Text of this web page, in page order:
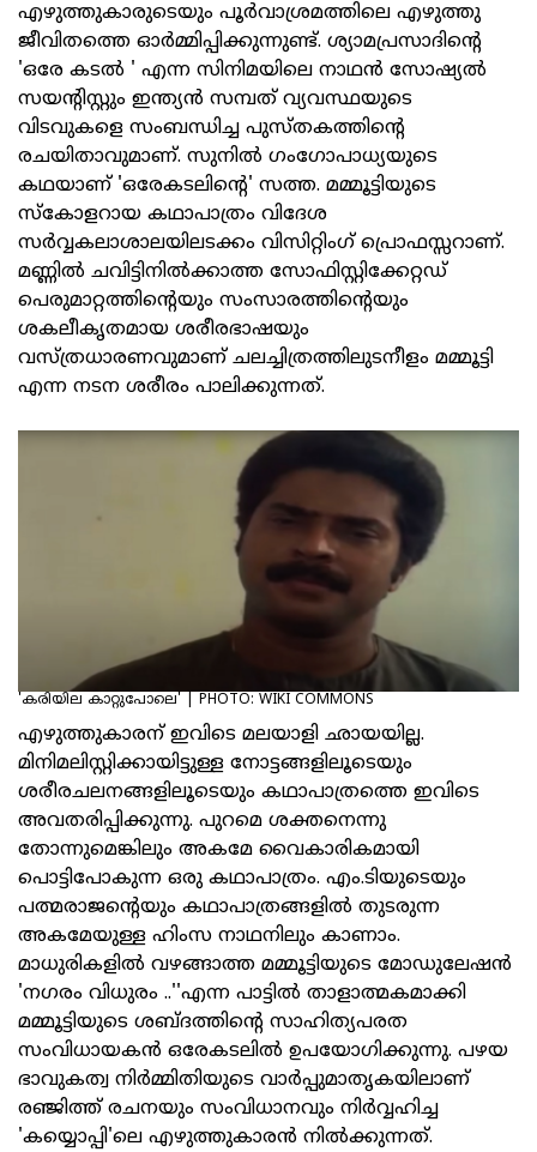
എഴുത്തുകാരുടെയും പൂര്‍വാശ്രമത്തിലെ എഴുത്തു
ജീവിതത്തെ ഓര്‍മ്മിപ്പിക്കുന്നുണ്ട്. ശ്യാമപ്രസാദിന്റെ
'ഒരേ കടല്‍ ' എന്ന സിനിമയിലെ നാഥന്‍ സോഷ്യല്‍
സയന്റിസ്റ്റും ഇന്ത്യന്‍ സമ്പത് വ്യവസ്ഥയുടെ
വിടവുകളെ സംബന്ധിച്ച പുസ്തകത്തിന്റെ
രചയിതാവുമാണ്. സുനില്‍ ഗംഗോപാധ്യയുടെ
കഥയാണ് 'ഒരേകടലിന്റെ' സത്ത. മമ്മൂട്ടിയുടെ
സ്‌കോളറായ കഥാപാത്രം വിദേശ
സര്‍വ്വകലാശാലയിലടക്കം വിസിറ്റിംഗ് പ്രൊഫസ്സറാണ്.
മണ്ണില്‍ ചവിട്ടിനില്‍ക്കാത്ത സോഫിസ്റ്റിക്കേറ്റഡ്
പെരുമാറ്റത്തിന്റെയും സംസാരത്തിന്റെയും
ശകലീകൃതമായ ശരീരഭാഷയും
വസ്ത്രധാരണവുമാണ് ചലച്ചിത്രത്തിലുടനീളം മമ്മൂട്ടി
എന്ന നടന ശരീരം പാലിക്കുന്നത്.
'കരിയില കാറ്റുപോലെ' | PHOTO: WIKI COMMONS
എഴുത്തുകാരന് ഇവിടെ മലയാളി ഛായയില്ല.
മിനിമലിസ്റ്റിക്കായിട്ടുള്ള നോട്ടങ്ങളിലൂടെയും
ശരീരചലനങ്ങളിലൂടെയും കഥാപാത്രത്തെ ഇവിടെ
അവതരിപ്പിക്കുന്നു. പുറമെ ശക്തനെന്നു
തോന്നുമെങ്കിലും അകമേ വൈകാരികമായി
പൊട്ടിപോകുന്ന ഒരു കഥാപാത്രം. എം.ടിയുടെയും
പത്മരാജന്റെയും കഥാപാത്രങ്ങളില്‍ തുടരുന്ന
അകമേയുള്ള ഹിംസ നാഥനിലും കാണാം.
മാധുരികളില്‍ വഴങ്ങാത്ത മമ്മൂട്ടിയുടെ മോഡുലേഷന്‍
'നഗരം വിധുരം ..''എന്ന പാട്ടില്‍ താളാത്മകമാക്കി
മമ്മൂട്ടിയുടെ ശബ്ദത്തിന്റെ സാഹിത്യപരത
സംവിധായകന്‍ ഒരേകടലില്‍ ഉപയോഗിക്കുന്നു. പഴയ
ഭാവുകത്വ നിര്‍മ്മിതിയുടെ വാര്‍പ്പുമാതൃകയിലാണ്
രഞ്ജിത്ത് രചനയും സംവിധാനവും നിര്‍വ്വഹിച്ച
'കയ്യൊപ്പി'ലെ എഴുത്തുകാരന്‍ നില്‍ക്കുന്നത്.